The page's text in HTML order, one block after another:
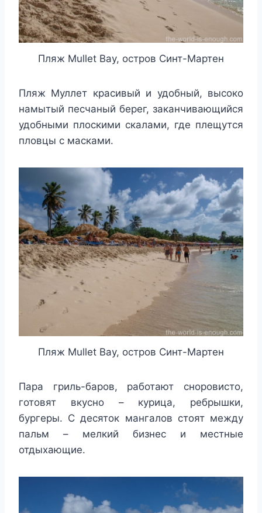
Пляж Mullet Bay, остров Синт-Мартен
Пляж Муллет красивый и удобный, высоко
намытый песчаный берег, заканчивающийся
удобными плоскими скалами, где плещутся
пловцы с масками.
Пляж Mullet Bay, остров Синт-Мартен
Пара гриль-баров, работают сноровисто,
готовят вкусно – курица, ребрышки,
бургеры. С десяток мангалов стоят между
пальм – мелкий бизнес и местные
отдыхающие.